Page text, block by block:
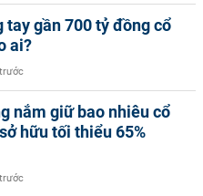
tay gần 700 tỷ đồng cổ
ai?
nắm giữ bao nhiêu cổ
hữu tối thiểu 65%